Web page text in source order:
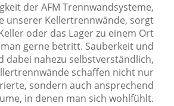
der AFM Trennwandsysteme,
unserer Kellertrennwände, sorgt
oder das Lager zu einem Ort
gerne betritt. Sauberkeit und
dabei nahezu selbstverständlich,
schaffen nicht nur
sondern auch ansprechend
in denen man sich wohlfühlt.